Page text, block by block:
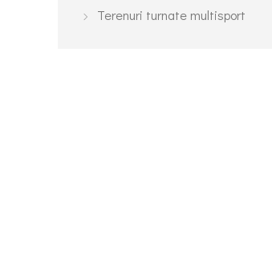
Terenuri turnate multisport